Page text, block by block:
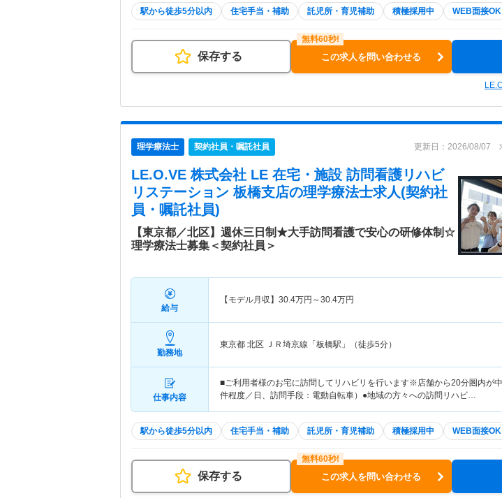
駅から徒歩5分以内 住宅手当・補助 託児所・育児補助 積極採用中 WEB面接OK
保存する この求人を問い合わせる
理学療法士 契約社員・嘱託社員 更新日：2026/08/07
LE.O.VE 株式会社 LE 在宅・施設 訪問看護リハビ
リステーション 板橋支店の理学療法士求人(契約社
員・嘱託社員)
【東京都／北区】週休三日制★大手訪問看護で安心の研修体制☆
理学療法士募集＜契約社員＞
給与
【モデル月収】 30.4万円～30.4万円
勤務地
東京都 北区 ＪＲ埼京線「板橋駅」（徒歩5分）
仕事内容
■ご利用者様のお宅に訪問してリハビリを行います※店舗から20分圏内が
件程度／日、訪問手段：電動自転車）●地域の方々への訪問リハビ…
駅から徒歩5分以内 住宅手当・補助 託児所・育児補助 積極採用中 WEB面接OK
保存する この求人を問い合わせる